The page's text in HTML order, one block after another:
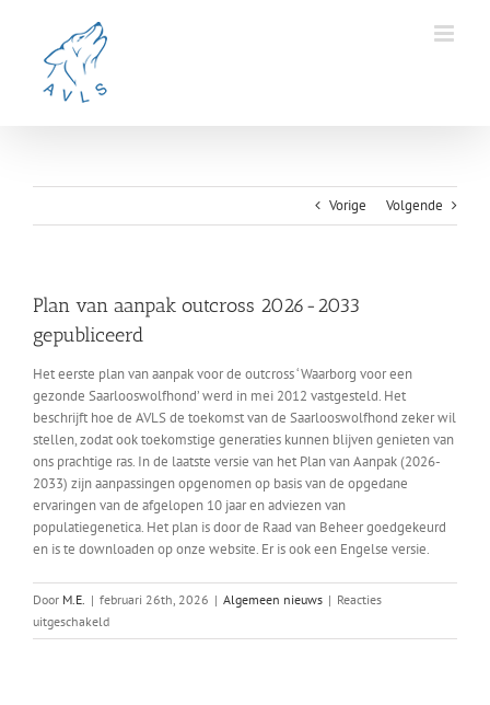
Vorige Volgende
Plan van aanpak outcross 2026-2033
gepubliceerd
Het eerste plan van aanpak voor de outcross ‘Waarborg voor een
gezonde Saarlooswolfhond’ werd in mei 2012 vastgesteld. Het
beschrijft hoe de AVLS de toekomst van de Saarlooswolfhond zeker wil
stellen, zodat ook toekomstige generaties kunnen blijven genieten van
ons prachtige ras. In de laatste versie van het Plan van Aanpak (2026-
2033) zijn aanpassingen opgenomen op basis van de opgedane
ervaringen van de afgelopen 10 jaar en adviezen van
populatiegenetica. Het plan is door de Raad van Beheer goedgekeurd
en is te downloaden op onze website. Er is ook een Engelse versie.
Door M.E. | februari 26th, 2026 | Algemeen nieuws | Reacties
uitgeschakeldvoor
Plan